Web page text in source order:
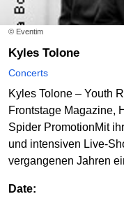
© Eventim
Kyles Tolone
Concerts
Kyles Tolone – Youth
Frontstage Magazine,
Spider PromotionMit
und intensiven Live-
vergangenen Jahren
Date: